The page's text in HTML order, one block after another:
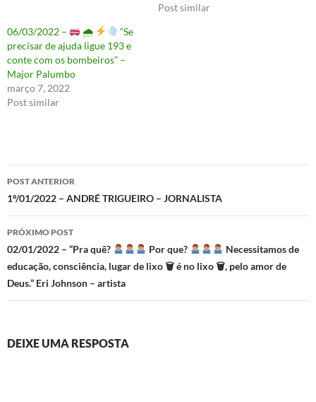
Post similar
06/03/2022 –
🌧
“Se
precisar de ajuda ligue 193 e
conte com os bombeiros” –
Major Palumbo
março 7, 2022
Post similar
Navegação
de
posts
POST ANTERIOR
1º/01/2022 – ANDRÉ TRIGUEIRO – JORNALISTA
PRÓXIMO POST
02/01/2022 – “Pra quê? Por que?
Necessitamos de
educação, consciência, lugar de lixo 🗑 é no lixo 🗑, pelo amor de
Deus.” Eri Johnson – artista
DEIXE UMA RESPOSTA